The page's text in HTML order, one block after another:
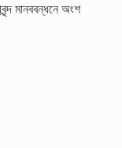
মানববন্ধনে অংশ